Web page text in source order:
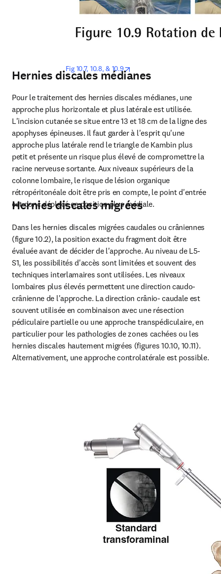
Fig 10.7, 10.8, & 10.9
Hernies discales médianes
Pour le traitement des hernies discales médianes, une
approche plus horizontale et plus latérale est utilisée.
L'incision cutanée se situe entre 13 et 18 cm de la ligne des
apophyses épineuses. Il faut garder à l'esprit qu'une
approche plus latérale rend le triangle de Kambin plus
petit et présente un risque plus élevé de compromettre la
racine nerveuse sortante. Aux niveaux supérieurs de la
colonne lombaire, le risque de lésion organique
rétropéritonéale doit être pris en compte, le point d'entrée
est donc déplacé en position plus médiale.
Hernies discales migrées
Dans les hernies discales migrées caudales ou crâniennes
(figure 10.2), la position exacte du fragment doit être
évaluée avant de décider de l'approche. Au niveau de L5-
S1, les possibilités d'accès sont limitées et souvent des
techniques interlamaires sont utilisées. Les niveaux
lombaires plus élevés permettent une direction caudo-
crânienne de l'approche. La direction crânio- caudale est
souvent utilisée en combinaison avec une résection
pédiculaire partielle ou une approche transpédiculaire, en
particulier pour les pathologies de zones cachées ou les
hernies discales hautement migrées (figures 10.10, 10.11).
Alternativement, une approche controlatérale est possible.